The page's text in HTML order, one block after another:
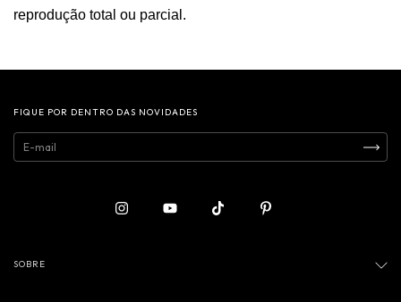
reprodução total ou parcial.
FIQUE POR DENTRO DAS NOVIDADES
SOBRE